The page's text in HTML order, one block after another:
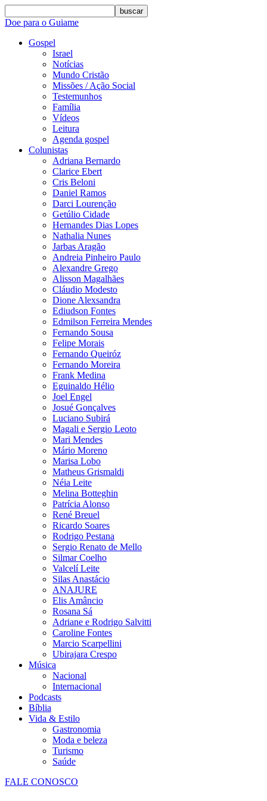
buscar
Doe para o Guiame
Gospel
Israel
Notícias
Mundo Cristão
Missões / Ação Social
Testemunhos
Família
Vídeos
Leitura
Agenda gospel
Colunistas
Adriana Bernardo
Clarice Ebert
Cris Beloni
Daniel Ramos
Darci Lourenção
Getúlio Cidade
Hernandes Dias Lopes
Nathalia Nunes
Jarbas Aragão
Andreia Pinheiro Paulo
Alexandre Grego
Alisson Magalhães
Cláudio Modesto
Dione Alexsandra
Ediudson Fontes
Edmilson Ferreira Mendes
Fernando Sousa
Felipe Morais
Fernando Queiróz
Fernando Moreira
Frank Medina
Eguinaldo Hélio
Joel Engel
Josué Gonçalves
Luciano Subirá
Magali e Sergio Leoto
Mari Mendes
Mário Moreno
Marisa Lobo
Matheus Grismaldi
Néia Leite
Melina Botteghin
Patrícia Alonso
René Breuel
Ricardo Soares
Rodrigo Pestana
Sergio Renato de Mello
Silmar Coelho
Valcelí Leite
Silas Anastácio
ANAJURE
Elis Amâncio
Rosana Sá
Adriane e Rodrigo Salvitti
Caroline Fontes
Marcio Scarpellini
Ubirajara Crespo
Música
Nacional
Internacional
Podcasts
Bíblia
Vida & Estilo
Gastronomia
Moda e beleza
Turismo
Saúde
FALE CONOSCO